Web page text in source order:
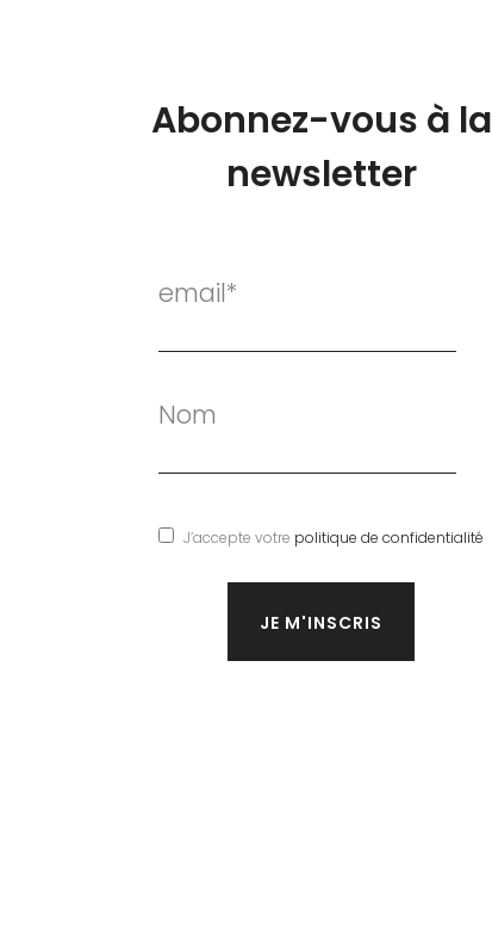
Abonnez-vous à la
newsletter
email*
Nom
J’accepte votre politique de confidentialité